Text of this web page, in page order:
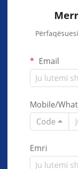
Email
Mobile/
Code
Emri